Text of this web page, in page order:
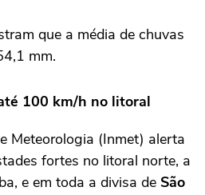
que a média de chuvas
mm.
100 km/h no litoral
Meteorologia (Inmet) alerta
fortes no litoral norte, a
e em toda a divisa de São